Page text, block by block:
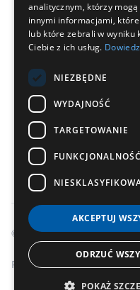
© 2026 Cooper&Hunter,
Polityka prywatności i cookies
analitycznym, którzy mogą
innymi informacjami, które
lub które zebrali w wyniku
Ciebie z ich usług.
NIEZBĘDNE
WYDAJNOŚĆ
TARGETOWANIE
FUNKCJONALNOŚĆ
AKCEPTUJ
ODRZUĆ
POKAŻ